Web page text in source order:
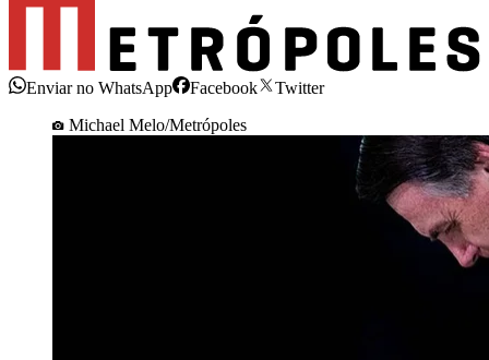
Enviar no WhatsApp Facebook
Twitter
Michael Melo/Metrópoles